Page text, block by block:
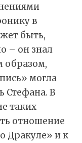
в
быть,
– он знал
образом,
могла
Стефана. В
таких
отношение
Дракуле» и к